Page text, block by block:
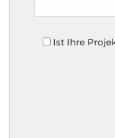
Ist Ihre